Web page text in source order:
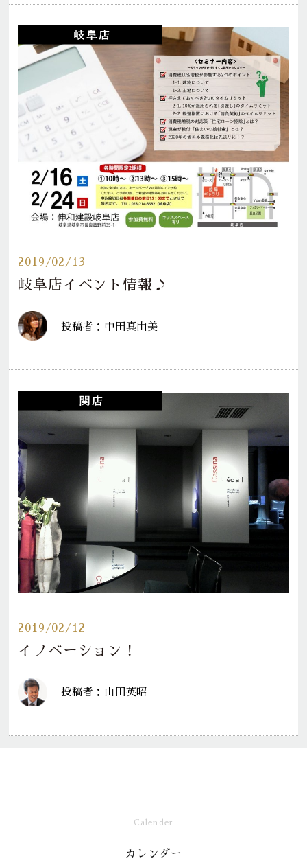
Calender
カレンダー
2019/02/13
岐阜店イベント情報♪
投稿者：中田真由美
2019/02/12
イノベーション！
投稿者：山田英昭